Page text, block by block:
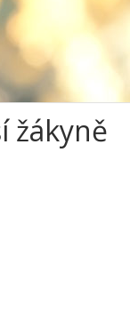
žákyně